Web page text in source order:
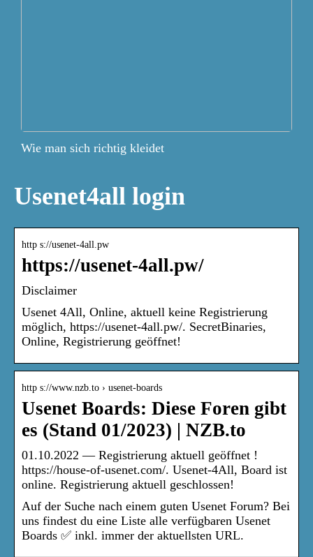
Wie man sich richtig kleidet
Usenet4all login
http s://usenet-4all.pw
https://usenet-4all.pw/
Disclaimer
Usenet 4All, Online, aktuell keine Registrierung
möglich, https://usenet-4all.pw/. SecretBinaries,
Online, Registrierung geöffnet!
http s://www.nzb.to › usenet-boards
Usenet Boards: Diese Foren gibt
es (Stand 01/2023) | NZB.to
01.10.2022 — Registrierung aktuell geöffnet !
https://house-of-usenet.com/. Usenet-4All, Board ist
online. Registrierung aktuell geschlossen!
Auf der Suche nach einem guten Usenet Forum? Bei
uns findest du eine Liste alle verfügbaren Usenet
Boards ✅ inkl. immer der aktuellsten URL.